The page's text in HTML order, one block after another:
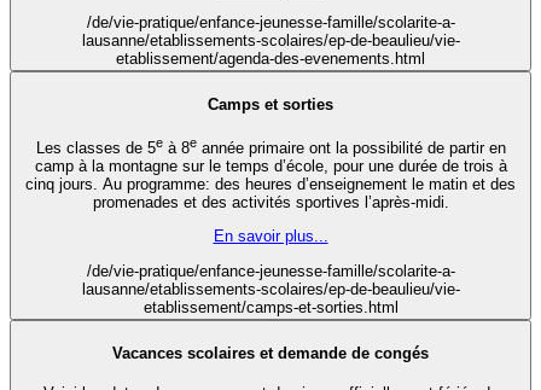
/de/vie-pratique/enfance-jeunesse-famille/scolarite-a-
lausanne/etablissements-scolaires/ep-de-beaulieu/vie-
etablissement/agenda-des-evenements.html
Camps et sorties
Les classes de 5eà 8eannée primaire ont la possibilité de partir en
camp à la montagne sur le temps d’école, pour une durée de trois à
cinq jours. Au programme: des heures d’enseignement le matin et des
promenades et des activités sportives l’après-midi.
En savoir plus...
/de/vie-pratique/enfance-jeunesse-famille/scolarite-a-
lausanne/etablissements-scolaires/ep-de-beaulieu/vie-
etablissement/camps-et-sorties.html
Vacances scolaires et demande de congés